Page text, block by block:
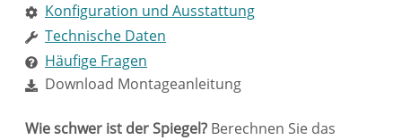
Konfiguration und Ausstattung
Technische Daten
Häufige Fragen
Download Montageanleitung
Wie schwer ist der Spiegel? Berechnen Sie das